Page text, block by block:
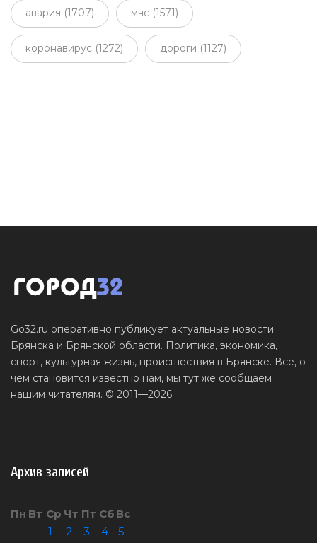
авария (1707) мчс (1571)
коронавирус (1272) дороги (1127)
Go32.ru оперативно публикует актуальные новости
Брянска и Брянской области. Политика, экономика,
спорт, культурная жизнь, происшествия в Брянске. Все, о
чем становится известно нам, мы тут же сообщаем
нашим читателям. © 2011—2026
Архив записей
Пн Вт Ср Чт Пт Сб Вс
1
2 3 4
5